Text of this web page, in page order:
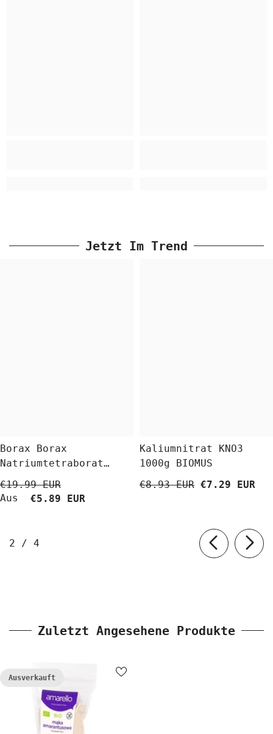
Jetzt Im Trend
Borax Borax
Natriumtetraborat
Decahydrat 5 Kg
BioLaboratorium
€19.99 EUR
Aus
€5.89 EUR
Kaliumnitrat KNO3
1000g BIOMUS
€8.93 EUR €7.29 EUR
2 / von
4
Zuletzt Angesehene Produkte
Ausverkauft